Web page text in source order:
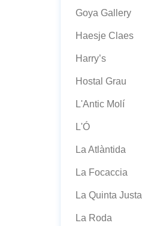
Goya Gallery
Haesje Claes
Harry’s
Hostal Grau
L'Antic Molí
L'Ó
La Atlàntida
La Focaccia
La Quinta Justa
La Roda